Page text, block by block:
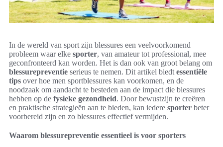
In de wereld van sport zijn blessures een veelvoorkomend
probleem waar elke sporter, van amateur tot professional, mee
geconfronteerd kan worden. Het is dan ook van groot belang om
blessurepreventie serieus te nemen. Dit artikel biedt essentiële
tips over hoe men sportblessures kan voorkomen, en de
noodzaak om aandacht te besteden aan de impact die blessures
hebben op de fysieke gezondheid. Door bewustzijn te creëren
en praktische strategieën aan te bieden, kan iedere sporter beter
voorbereid zijn en zo blessures effectief vermijden.
Waarom blessurepreventie essentieel is voor sporters